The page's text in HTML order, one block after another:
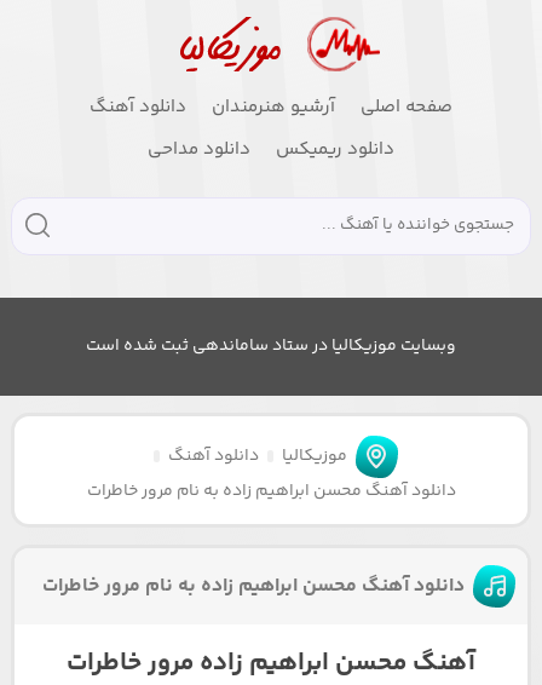
صفحه اصلی آرشیو هنرمندان
دانلود آهنگ
دانلود ریمیکس
دانلود مداحی
وبسایت موزیکالیا در ستاد ساماندهی ثبت شده است
موزیکالیا
دانلود آهنگ
دانلود آهنگ محسن ابراهیم زاده به نام مرور خاطرات
دانلود آهنگ محسن ابراهیم زاده به نام مرور خاطرات
آهنگ محسن ابراهیم زاده مرور خاطرات